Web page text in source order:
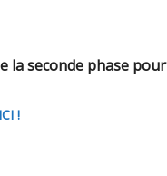
la seconde phase
!